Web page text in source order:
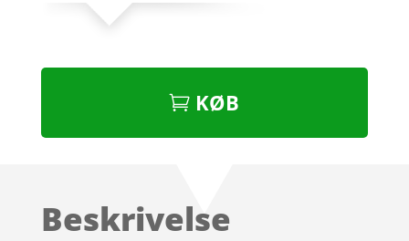
KØB
Beskrivelse